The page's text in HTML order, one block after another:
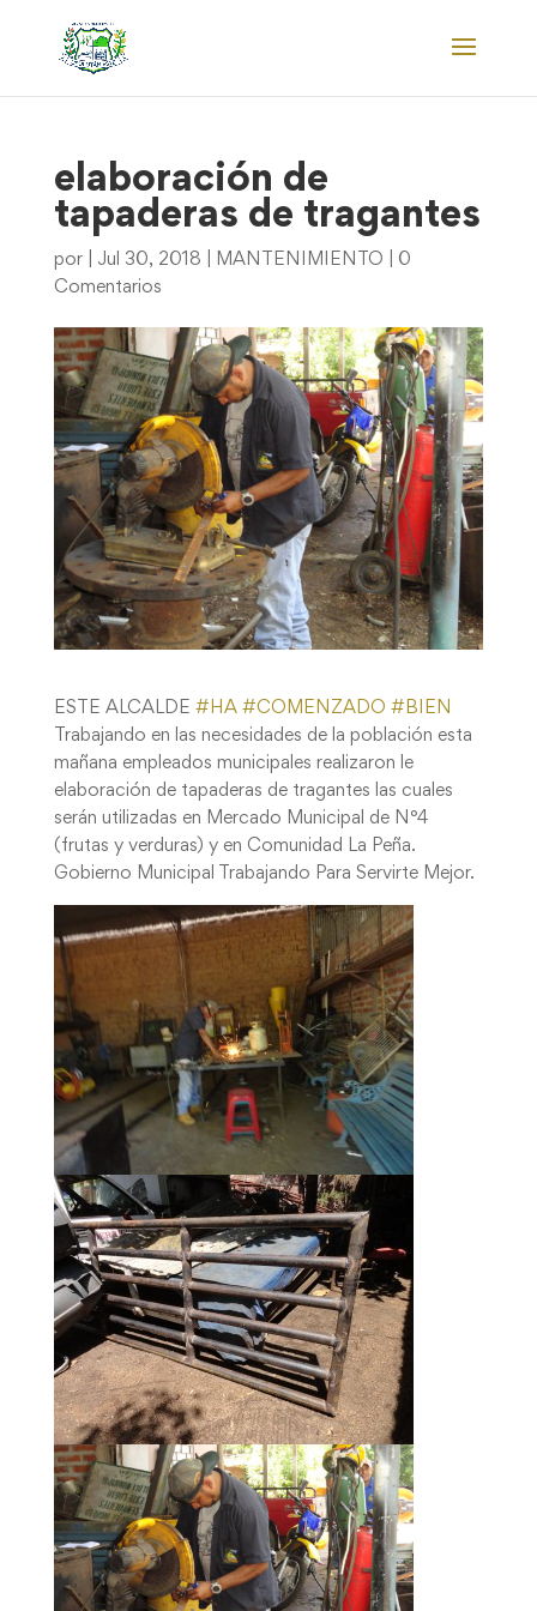
elaboración de
tapaderas de tragantes
por Jul 30, 2018 MANTENIMIENTO
0
Comentarios
ESTE ALCALDE # HA #COMENZADO # BIEN
Trabajando en las necesidades de la población esta
mañana empleados municipales realizaron le
elaboración de tapaderas de tragantes las cuales
serán utilizadas en Mercado Municipal de N°4
(frutas y verduras) y en Comunidad La Peña.
Gobierno Municipal Trabajando Para Servirte Mejor.